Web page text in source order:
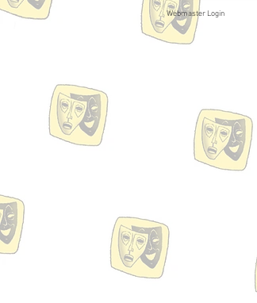
Webmaster Login